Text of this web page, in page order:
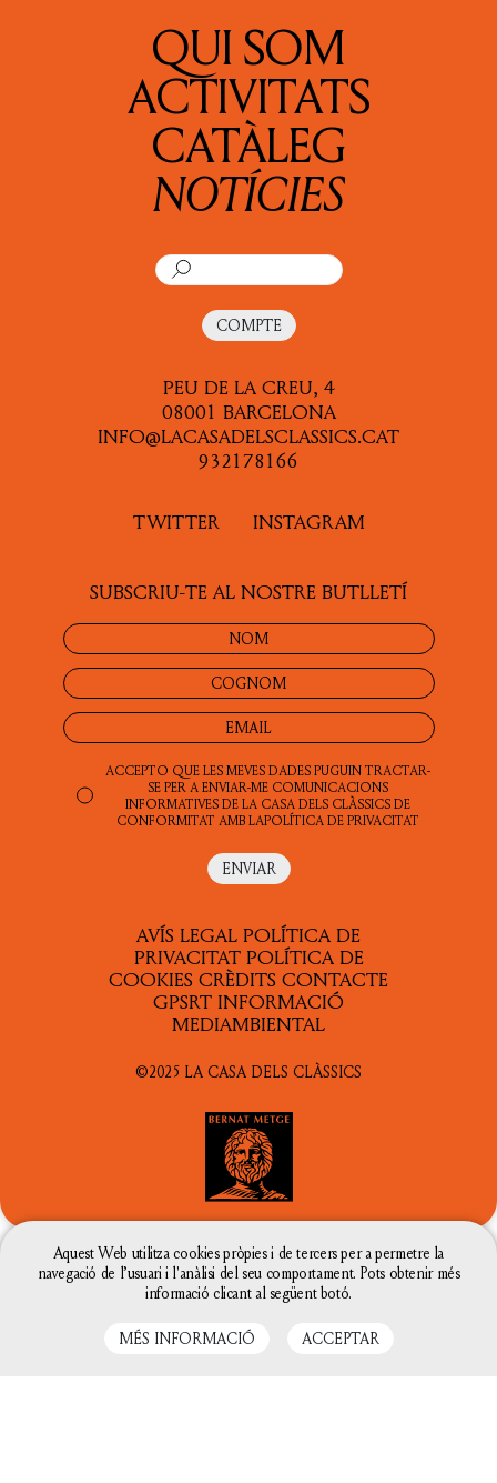
COMPTE
QUI SOM
ACTIVITATS
CATÀLEG
NOTÍCIES
TWITTER INSTAGRAM
PEU DE LA CREU, 4
08001 BARCELONA
INFO@LACASADELSCLASSICS.CAT
932178166
SUBSCRIU-TE AL NOSTRE BUTLLETÍ
ACCEPTO QUE LES MEVES DADES PUGUIN TRACTAR-
SE PER A ENVIAR-ME COMUNICACIONS
INFORMATIVES DE LA CASA DELS CLÀSSICS DE
CONFORMITAT AMB LAPOLÍTICA DE PRIVACITAT
AVÍS LEGAL POLÍTICA DE
PRIVACITAT POLÍTICA DE
COOKIES CRÈDITS CONTACTE
GPSRT INFORMACIÓ
MEDIAMBIENTAL
©2025 LA CASA DELS CLÀSSICS
AMB EL SUPORT DE
Aquest Web utilitza cookies pròpies i de tercers per a permetre la
navegació de l’usuari i l'anàlisi del seu comportament. Pots obtenir més
informació clicant al següent botó.
MÉS INFORMACIÓ ACCEPTAR